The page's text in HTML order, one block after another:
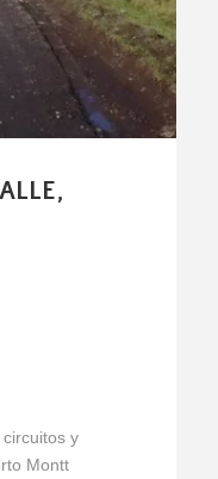
y
Montt